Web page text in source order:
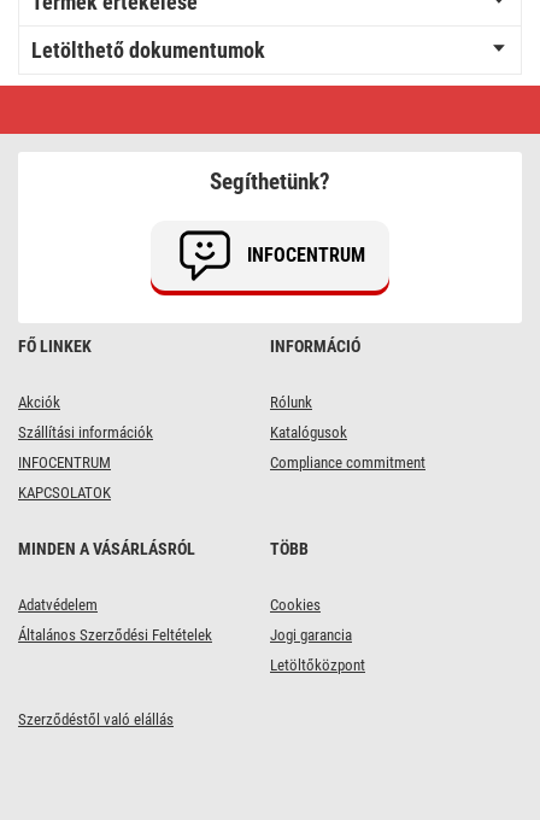
Letölthető dokumentumok
FŐ LINKEK
Akciók
Szállítási információk
INFOCENTRUM
KAPCSOLATOK
INFORMÁCIÓ
Rólunk
Katalógusok
Compliance commitment
MINDEN A VÁSÁRLÁSRÓL
Adatvédelem
Általános Szerződési Feltételek
TÖBB
Cookies
Jogi garancia
Letöltőközpont
Szerződéstől való elállás
Segíthetünk?
INFOCENTRUM